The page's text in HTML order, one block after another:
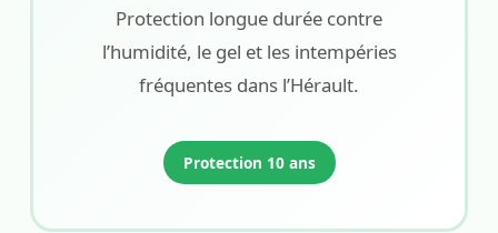
Protection longue durée contre
l’humidité, le gel et les intempéries
fréquentes dans l’Hérault.
Protection 10 ans